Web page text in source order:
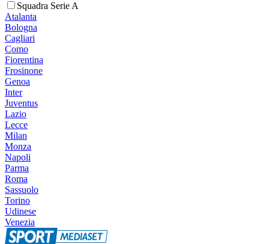
Squadra Serie A
Atalanta
Bologna
Cagliari
Como
Fiorentina
Frosinone
Genoa
Inter
Juventus
Lazio
Lecce
Milan
Monza
Napoli
Parma
Roma
Sassuolo
Torino
Udinese
Venezia